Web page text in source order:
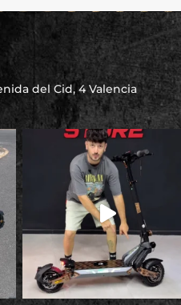
del Cid, 4 Valencia